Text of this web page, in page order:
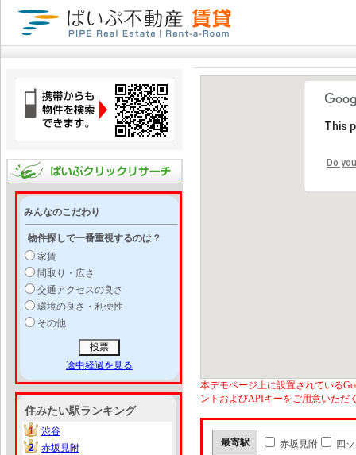
みんなのこだわり
物件探しで一番重視するのは？
家賃
間取り・広さ
交通アクセスの良さ
環境の良さ・利便性
その他
途中経過を見る
住みたい駅ランキング
1
1
渋谷
2
2
赤坂見附
This
Do
本デモページ上に設置されている
ントおよびAPIキーをご用意いただ
最寄駅 赤坂見附 四